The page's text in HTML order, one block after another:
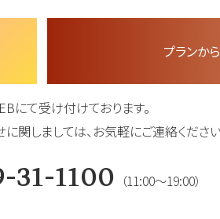
プランか
にて受け付けております。
関しましては、お気軽にご連絡ください
31-1100 （11:00～19:00）